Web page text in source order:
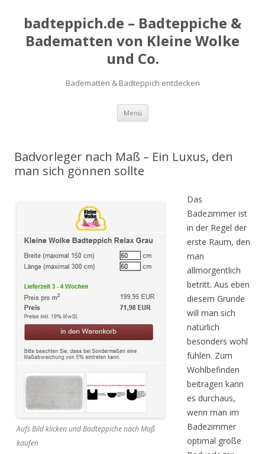
badteppich.de – Badteppiche &
Badematten von Kleine Wolke
und Co.
Badematten & Badteppich entdecken
Menü Zum Inhalt springen
Badvorleger nach Maß – Ein Luxus, den
man sich gönnen sollte
Aufs Bild klicken und Badteppiche nach Maß
kaufen
Das
Badezimmer ist
in der Regel der
erste Raum, den
man
allmorgentlich
betritt. Aus eben
diesem Grunde
will man sich
natürlich
besonders wohl
fühlen. Zum
Wohlbefinden
beitragen kann
es durchaus,
wenn man im
Badezimmer
optimal große